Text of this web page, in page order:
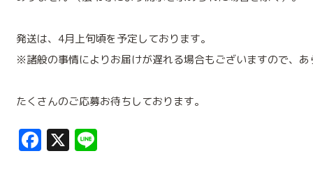
発送は、4月上旬頃を予定しております。
※諸般の事情によりお届けが遅れる場合もございますので、
たくさんのご応募お待ちしております。
Facebook
X Line